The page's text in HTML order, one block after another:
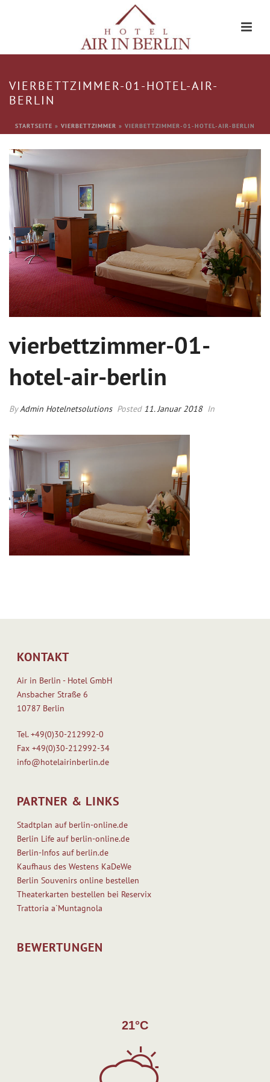
VIERBETTZIMMER-01-HOTEL-AIR-
BERLIN
STARTSEITE » VIERBETTZIMMER » VIERBETTZIMMER-01-HOTEL-AIR-BERLIN
vierbettzimmer-01-
hotel-air-berlin
ByAdmin Hotelnetsolutions Posted 11. Januar 2018 In
KONTAKT
Air in Berlin - Hotel GmbH
Ansbacher Straße 6
10787 Berlin
Tel.+49(0)30-212992-0
Fax+49(0)30-212992-34
info@hotelairinberlin.de
PARTNER & LINKS
Stadtplan auf berlin-online.de
Berlin Life auf berlin-online.de
Berlin-Infos auf berlin.de
Kaufhaus des Westens KaDeWe
Berlin Souvenirs online bestellen
Theaterkarten bestellen bei Reservix
Trattoria a`Muntagnola
BEWERTUNGEN
21°C